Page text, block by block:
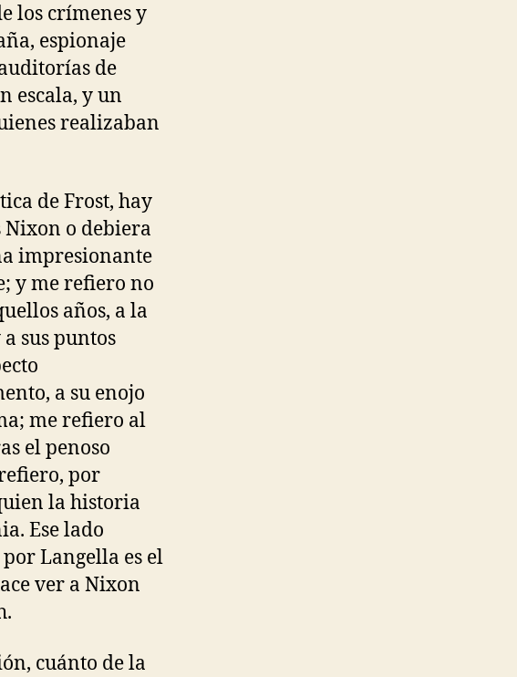
los crímenes y
espionaje
de
escala, y un
realizaban
de Frost, hay
Nixon o debiera
impresionante
y me refiero no
años, a la
sus puntos
a su enojo
me refiero al
el penoso
por
la historia
Ese lado
Langella es el
ver a Nixon
cuánto de la